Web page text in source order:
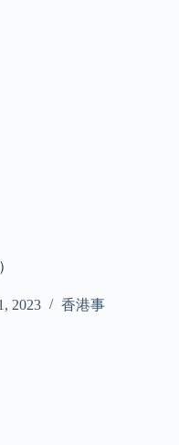
2023 香港事